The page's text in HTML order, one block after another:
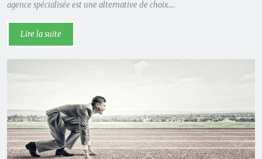
agence spécialisée est une alternative de choix….
Lire la suite